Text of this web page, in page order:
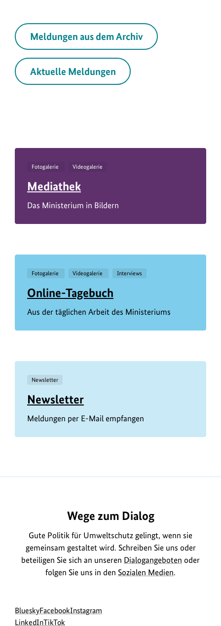
Meldungen aus dem Archiv
Aktuelle Meldungen
Fotogalerie Videogalerie
Mediathek
Das Ministerium in Bildern
Fotogalerie Videogalerie Interviews
Online-Tagebuch
Aus der täglichen Arbeit des Ministeriums
Newsletter
Newsletter
Meldungen per E-Mail empfangen
Wege zum Dialog
Gute Politik für Umweltschutz gelingt, wenn sie
gemeinsam gestaltet wird. Schreiben Sie uns oder
beteiligen Sie sich an unseren Dialogangeboten oder
folgen Sie uns in den Sozialen Medien.
Social
Media
Blueskyzur
Bluesky-
Facebookzur
Instagram
LinkedInzur
zur
TikTok